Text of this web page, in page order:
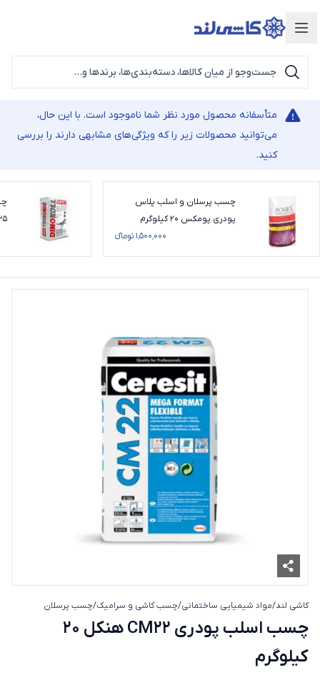
دسته‌بندی محصولات
متأسفانه محصول مورد نظر شما ناموجود است. با این حال،
می‌توانید محصولات زیر را که ویژگی‌های مشابهی دارند را بررسی
کنید.
چسب پرسلان و اسلب پلاس
پودری پومکس 20 کیلوگرم
۱٬۵۰۰٬۰۰۰ تومانء
25
کاشی لند/مواد شیمیایی ساختمانی/چسب کاشی و سرامیک/چسب پرسلان
چسب اسلب پودری CM22 هنکل 20
کیلوگرم